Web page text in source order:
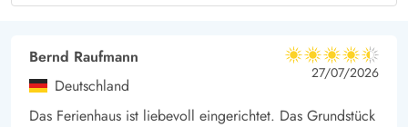
Bernd Raufmann
Deutschland
4.5 von 5
4.5 von 5
4.5 out of 5
27/07/2026
Das Ferienhaus ist liebevoll eingerichtet. Das Grundstück